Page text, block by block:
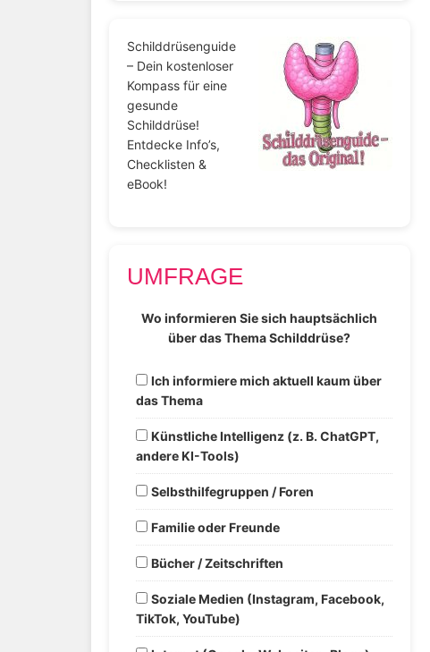
Schilddrüsenguide
– Dein kostenloser
Kompass für eine
gesunde
Schilddrüse!
Entdecke Info’s,
Checklisten &
eBook!
UMFRAGE
Wo informieren Sie sich hauptsächlich
über das Thema Schilddrüse?
Ich informiere mich aktuell kaum über
das Thema
Künstliche Intelligenz (z. B. ChatGPT,
andere KI-Tools)
Selbsthilfegruppen / Foren
Familie oder Freunde
Bücher / Zeitschriften
Soziale Medien (Instagram, Facebook,
TikTok, YouTube)